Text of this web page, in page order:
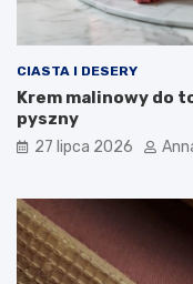
CIASTA I DESERY
Krem malinowy do
pyszny
27 lipca 2026